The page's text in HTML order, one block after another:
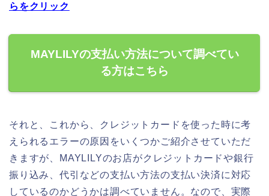
らをクリック
MAYLILYの支払い方法について調べてい
る方はこちら
それと、これから、クレジットカードを使った時に考
えられるエラーの原因をいくつかご紹介させていただ
きますが、MAYLILYのお店がクレジットカードや銀行
振り込み、代引などの支払い方法の支払い決済に対応
しているのかどうかは調べていません。なので、実際